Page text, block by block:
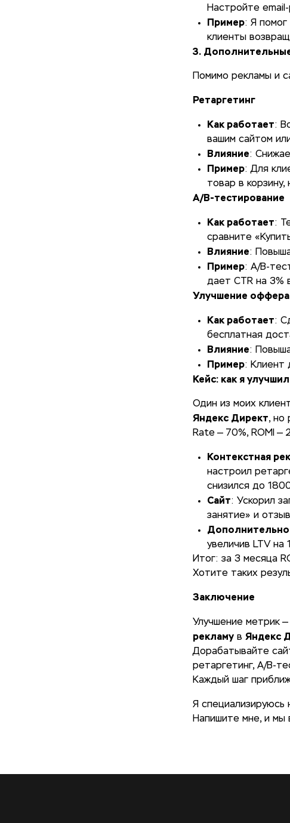
Настройте
Пример: Я помог
клиенты
3.
Помимо рекламы и
Ретаргетинг
Как работает:
вашим сайтом
Влияние:
Пример: Для
товар в
A/B-тестирование
Как работает:
сравните
Влияние:
Пример: A/B-
дает CTR на 3%
Улучшение оффера
Как работает:
бесплатная
Влияние:
Пример: Клиент
Кейс: как я
Один из моих
Яндекс Директ, но
Rate — 70%, ROMI —
Контекстная
настроил
снизился до
Сайт: Ускорил
занятие» и
Дополнительно
увеличив LTV на
Итог: за 3 месяца
Хотите таких
Заключение
Улучшение метрик
рекламу в Яндекс
Дорабатывайте
ретаргетинг, A/B-
Каждый шаг
Я специализируюсь
Напишите мне, и мы